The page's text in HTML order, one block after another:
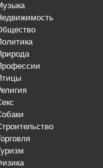
музыка
недвижимость
общество
политика
природа
профессии
птицы
религия
секс
собаки
строительство
торговля
туризм
физика